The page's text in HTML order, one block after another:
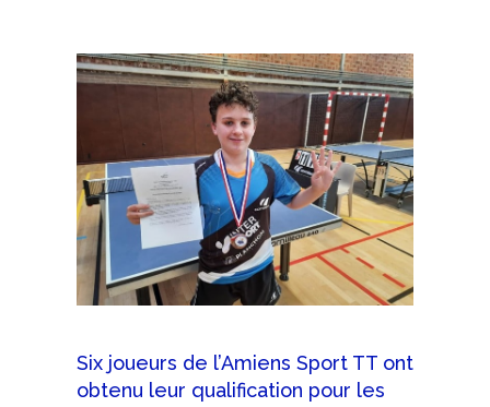
Six joueurs de l’Amiens Sport TT ont
obtenu leur qualification pour les